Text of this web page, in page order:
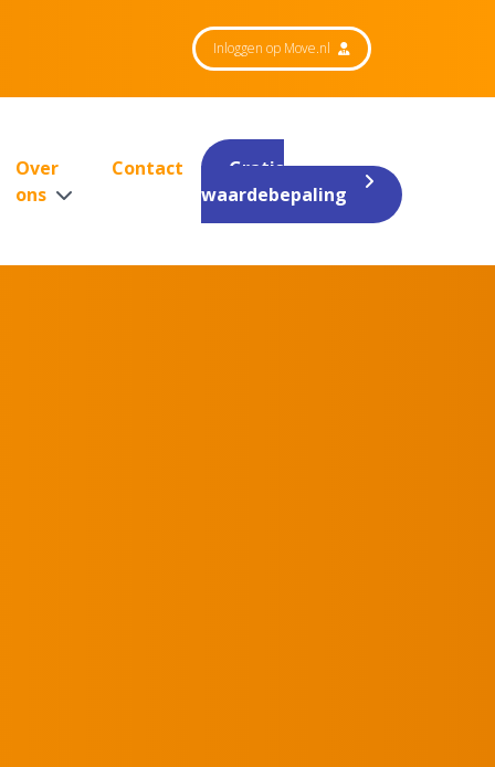
Inloggen op Move.nl
Over
ons
Contact
Gratis
waardebepaling